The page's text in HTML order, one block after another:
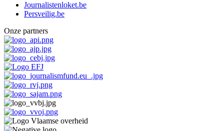
Journalistenloket.be
Persveilig.be
Onze partners